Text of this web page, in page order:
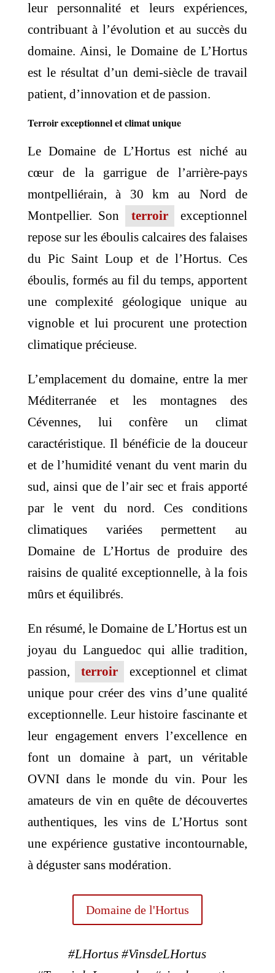
leur personnalité et leurs expériences,
contribuant à l’évolution et au succès du
domaine. Ainsi, le Domaine de L’Hortus
est le résultat d’un demi-siècle de travail
patient, d’innovation et de passion.
Terroir exceptionnel et climat unique
Le Domaine de L’Hortus est niché au
cœur de la garrigue de l’arrière-pays
montpelliérain, à 30 km au Nord de
Montpellier. Son
terroir
exceptionnel
repose sur les éboulis calcaires des falaises
du Pic Saint Loup et de l’Hortus. Ces
éboulis, formés au fil du temps, apportent
une complexité géologique unique au
vignoble et lui procurent une protection
climatique précieuse.
L’emplacement du domaine, entre la mer
Méditerranée et les montagnes des
Cévennes, lui confère un climat
caractéristique. Il bénéficie de la douceur
et de l’humidité venant du vent marin du
sud, ainsi que de l’air sec et frais apporté
par le vent du nord. Ces conditions
climatiques variées permettent au
Domaine de L’Hortus de produire des
raisins de qualité exceptionnelle, à la fois
mûrs et équilibrés.
En résumé, le Domaine de L’Hortus est un
joyau du Languedoc qui allie tradition,
passion,
terroir
exceptionnel et climat
unique pour créer des vins d’une qualité
exceptionnelle. Leur histoire fascinante et
leur engagement envers l’excellence en
font un domaine à part, un véritable
OVNI dans le monde du vin. Pour les
amateurs de vin en quête de découvertes
authentiques, les vins de L’Hortus sont
une expérience gustative incontournable,
à déguster sans modération.
Domaine de l'Hortus
#LHortus #VinsdeLHortus